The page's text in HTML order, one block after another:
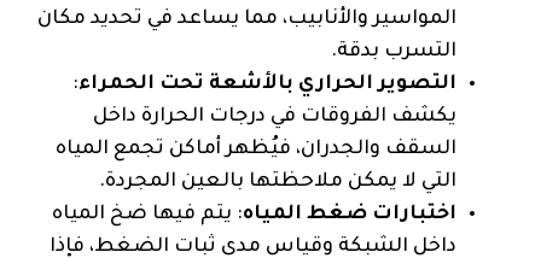
المواسير والأنابيب، مما يساعد في تحديد مكان
التسرب بدقة.
التصوير الحراري بالأشعة تحت الحمراء:
يكشف الفروقات في درجات الحرارة داخل
السقف والجدران، فيُظهر أماكن تجمع المياه
التي لا يمكن ملاحظتها بالعين المجردة.
اختبارات ضغط المياه: يتم فيها ضخ المياه
داخل الشبكة وقياس مدى ثبات الضغط، فإذا